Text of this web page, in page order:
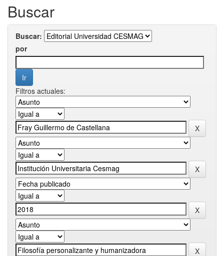
Buscar
Buscar:
por
Filtros actuales: